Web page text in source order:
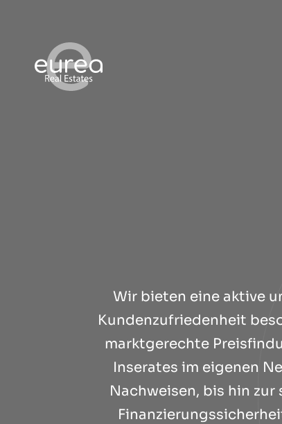
Wir bieten eine aktive
Kundenzufriedenheit
marktgerechte
Inserates im eigenen
Nachweisen, bis hin